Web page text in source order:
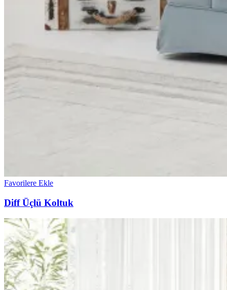
Favorilere Ekle
Diff Üçlü Koltuk